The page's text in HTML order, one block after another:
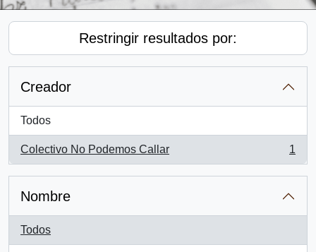
Restringir resultados por:
Creador
Todos
Colectivo No Podemos Callar
, 1 resultados
1
Nombre
Todos